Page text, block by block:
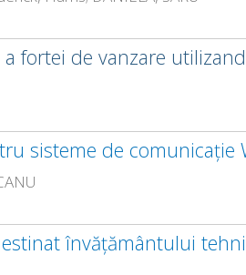
fortei de vanzare
sisteme de comunicație
învățământului